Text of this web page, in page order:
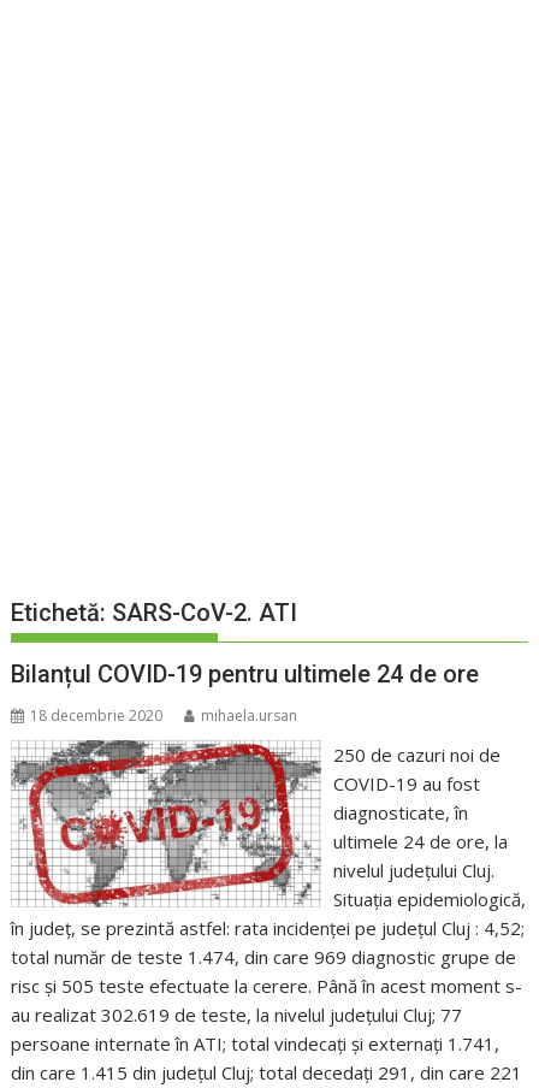
Etichetă: SARS-CoV-2. ATI
Bilanțul COVID-19 pentru ultimele 24 de ore
18 decembrie 2020 mihaela.ursan
250 de cazuri noi de
COVID-19 au fost
diagnosticate, în
ultimele 24 de ore, la
nivelul județului Cluj.
Situația epidemiologică,
în județ, se prezintă astfel: rata incidenţei pe judeţul Cluj : 4,52;
total număr de teste 1.474, din care 969 diagnostic grupe de
risc și 505 teste efectuate la cerere. Până în acest moment s-
au realizat 302.619 de teste, la nivelul județului Cluj; 77
persoane internate în ATI; total vindecați și externați 1.741,
din care 1.415 din județul Cluj; total decedați 291, din care 221